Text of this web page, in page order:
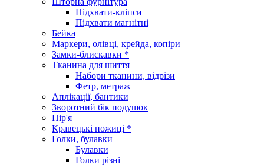
Підхвати-кліпси
Підхвати магнітні
Бейка
Маркери, олівці, крейда, копіри
Замки-блискавки *
Тканина для шиття
Набори тканини, відрізи
Фетр, метраж
Аплікації, бантики
Зворотний бік подушок
Пір'я
Кравецькі ножиці *
Голки, булавки
Булавки
Голки різні